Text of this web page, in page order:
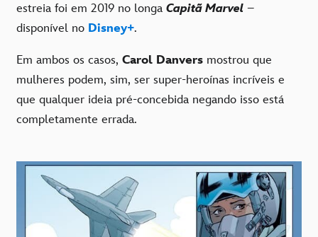
estreia foi em 2019 no longa Capitã Marvel –
disponível no Disney+.
Em ambos os casos, Carol Danvers mostrou que
mulheres podem, sim, ser super-heroínas incríveis e
que qualquer ideia pré-concebida negando isso está
completamente errada.